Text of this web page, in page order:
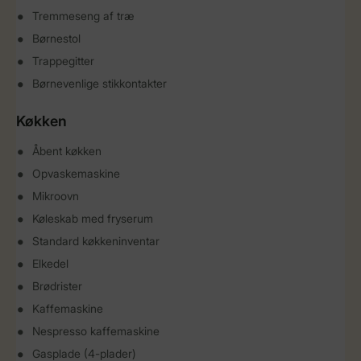
Tremmeseng af træ
Børnestol
Trappegitter
Børnevenlige stikkontakter
Køkken
Åbent køkken
Opvaskemaskine
Mikroovn
Køleskab med fryserum
Standard køkkeninventar
Elkedel
Brødrister
Kaffemaskine
Nespresso kaffemaskine
Gasplade (4-plader)